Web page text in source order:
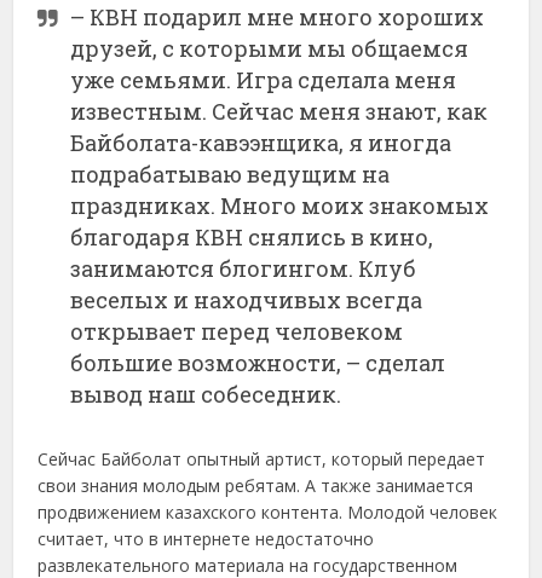
– КВН подарил мне много хороших
друзей, с которыми мы общаемся
уже семьями. Игра сделала меня
известным. Сейчас меня знают, как
Байболата-кавээнщика, я иногда
подрабатываю ведущим на
праздниках. Много моих знакомых
благодаря КВН снялись в кино,
занимаются блогингом. Клуб
веселых и находчивых всегда
открывает перед человеком
большие возможности, – сделал
вывод наш собеседник.
Сейчас Байболат опытный артист, который передает
свои знания молодым ребятам. А также занимается
продвижением казахского контента. Молодой человек
считает, что в интернете недостаточно
развлекательного материала на государственном